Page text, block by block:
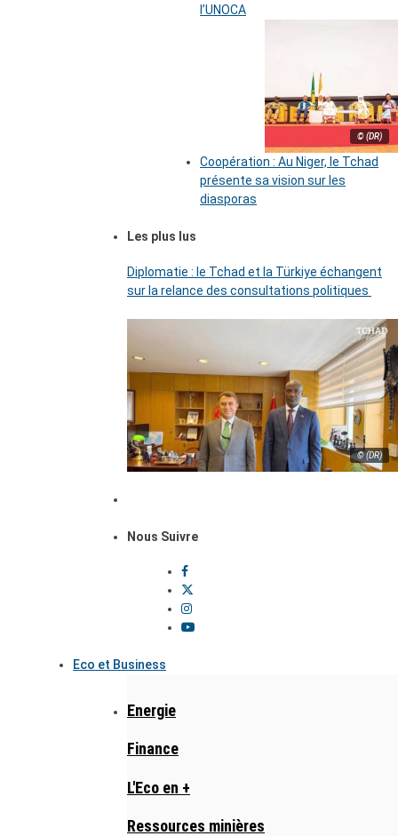
l’UNOCA
© (DR)
Coopération : Au Niger, le Tchad
présente sa vision sur les
diasporas
Les plus lus
Diplomatie : le Tchad et la Türkiye échangent
sur la relance des consultations politiques
© (DR)
Nous Suivre
Eco et Business
Energie
Finance
L'Eco en +
Ressources minières